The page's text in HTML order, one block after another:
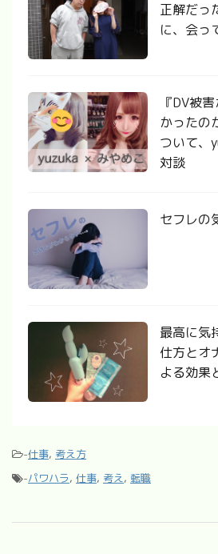
正解だっ
に、会っ
『DV被
かった
ついて、
対談
セフレの
最高に気
仕方とオ
よる効果
-仕事, 考え方
-パワハラ, 仕事, 考え, 転職